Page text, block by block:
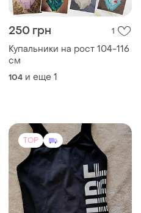
250 грн 1
Купальники на рост 104-116
см
104 и еще 1
TOP